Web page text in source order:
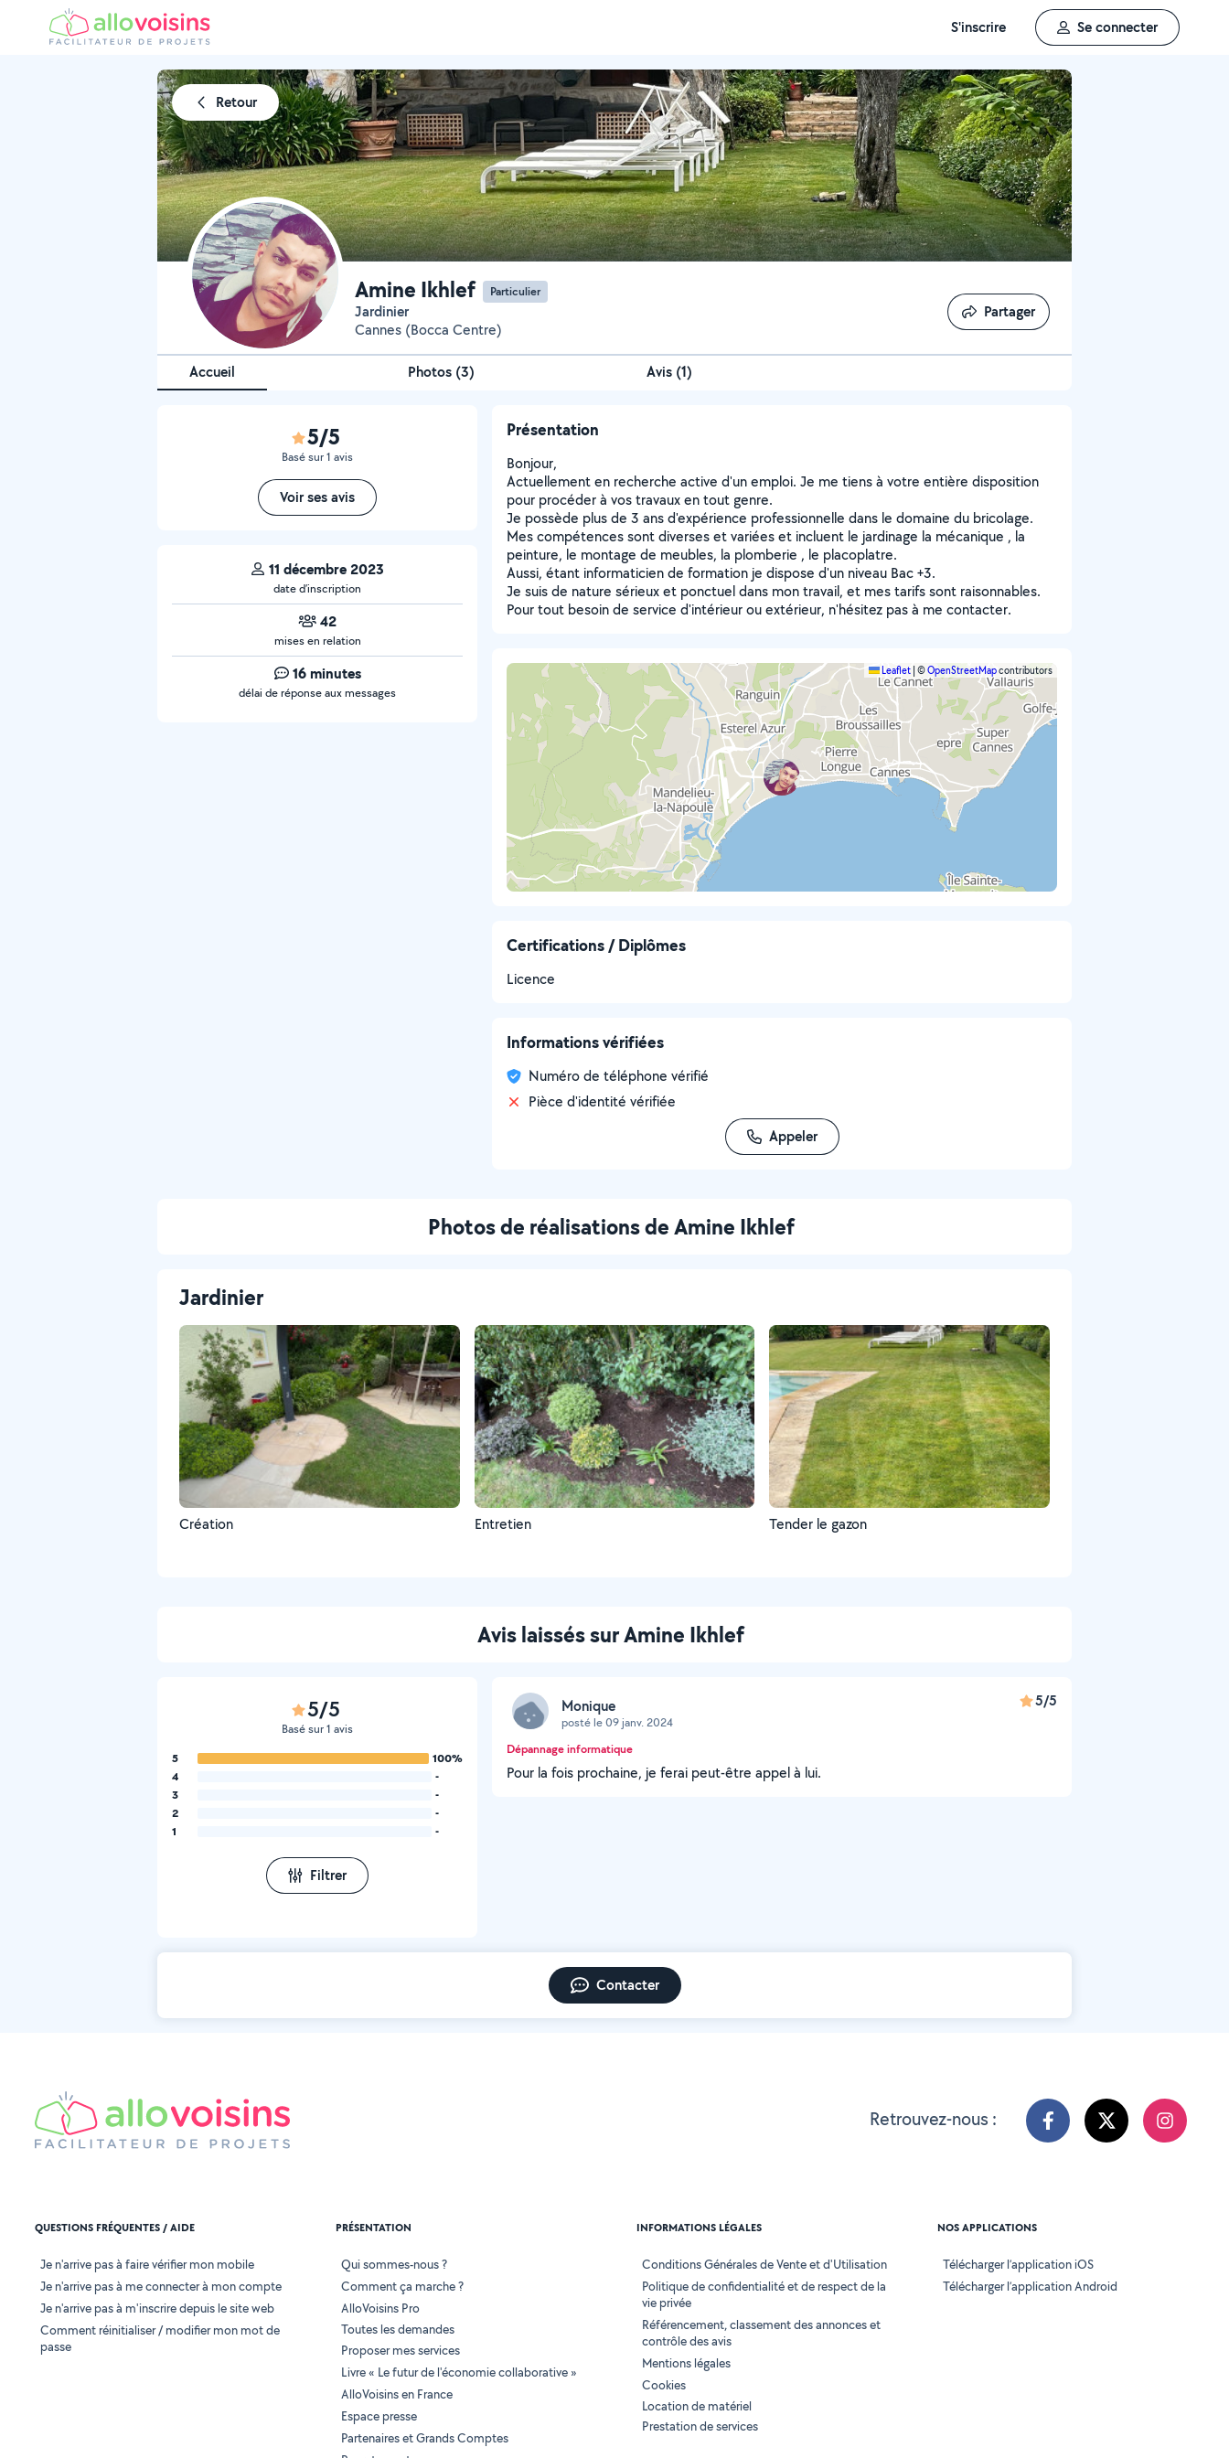
S'inscrire Se connecter
Retour
Amine Ikhlef Particulier
Jardinier
Cannes (Bocca Centre)
Partager
Partager
Accueil Photos (3) Avis (1)
5/5
Basé sur 1 avis
Voir ses avis
11 décembre 2023
date d’inscription
42
mises en relation
16 minutes
délai de réponse aux messages
Présentation
Bonjour,
Actuellement en recherche active d'un emploi. Je me tiens à votre entière disposition
pour procéder à vos travaux en tout genre.
Je possède plus de 3 ans d'expérience professionnelle dans le domaine du bricolage.
Mes compétences sont diverses et variées et incluent le jardinage la mécanique , la
peinture, le montage de meubles, la plomberie , le placoplatre.
Aussi, étant informaticien de formation je dispose d'un niveau Bac +3.
Je suis de nature sérieux et ponctuel dans mon travail, et mes tarifs sont raisonnables.
Pour tout besoin de service d'intérieur ou extérieur, n'hésitez pas à me contacter.
Leaflet ©OpenStreetMapcontributors
Certifications / Diplômes
Licence
Informations vérifiées
Numéro de téléphone vérifié
Pièce d'identité vérifiée
Appeler
Photos de réalisations de Amine Ikhlef
Jardinier
Création Entretien Tender le gazon
Avis laissés sur Amine Ikhlef
5/5
Basé sur 1 avis
5
100%
4
-
3
-
2
-
1
-
Filtrer
Monique
posté le 09 janv. 2024
5/5
Dépannage informatique
Pour la fois prochaine, je ferai peut-être appel à lui.
Contacter
Retrouvez-nous :
QUESTIONS FRÉQUENTES / AIDE
Je n'arrive pas à faire vérifier mon mobile
Je n'arrive pas à me connecter à mon compte
Je n'arrive pas à m'inscrire depuis le site web
Comment réinitialiser / modifier mon mot de
passe
PRÉSENTATION
Qui sommes-nous ?
Comment ça marche ?
AlloVoisins Pro
Toutes les demandes
Proposer mes services
Livre « Le futur de l'économie collaborative »
AlloVoisins en France
Espace presse
Partenaires et Grands Comptes
INFORMATIONS LÉGALES
Conditions Générales de Vente et d'Utilisation
Politique de confidentialité et de respect de la
vie privée
Référencement, classement des annonces et
contrôle des avis
Mentions légales
Cookies
Location de matériel
Prestation de services
NOS APPLICATIONS
Télécharger l’application iOS
Télécharger l’application Android